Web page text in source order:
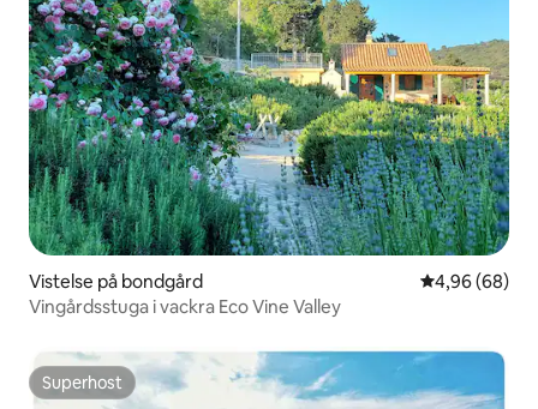
Vistelse på bondgård 4,96 av 5 i
4,96 (68)
Vingårdsstuga i vackra Eco Vine Valley
Superhost
Superhost